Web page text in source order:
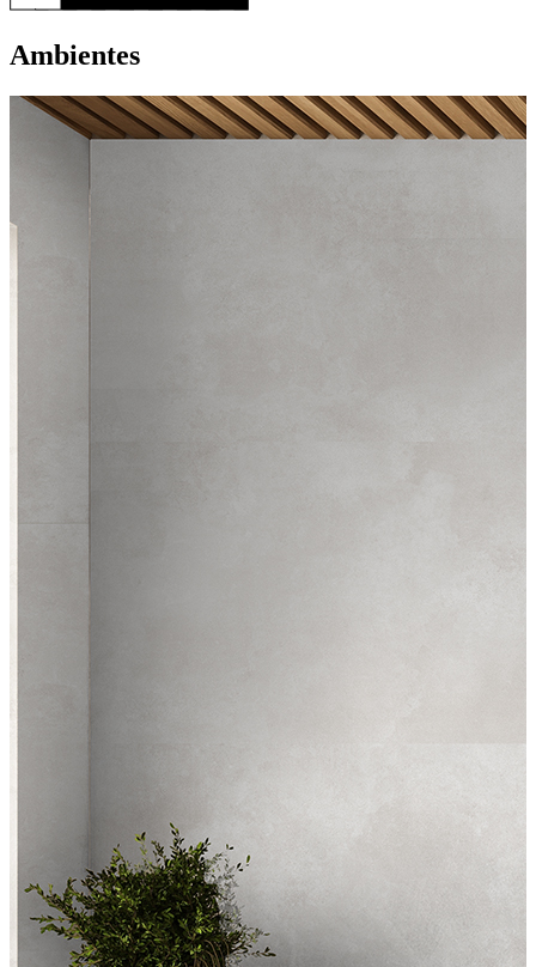
Ambientes